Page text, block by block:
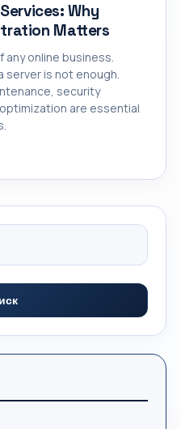
Why
Matters
online business.
server is not enough.
security
are essential